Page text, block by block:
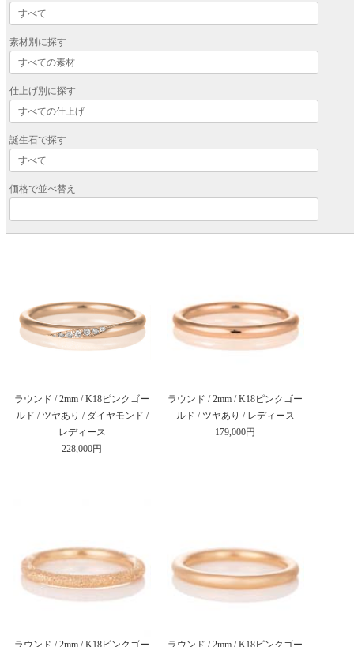
素材別に探す
仕上げ別に探す
誕生石で探す
価格で並べ替え
ラウンド / 2mm / K18ピンクゴー
ルド / ツヤあり / ダイヤモンド /
レディース
228,000円
ラウンド / 2mm / K18ピンクゴー
ルド / ツヤあり / レディース
179,000円
ラウンド / 2mm / K18ピンクゴー ラウンド / 2mm / K18ピンクゴー